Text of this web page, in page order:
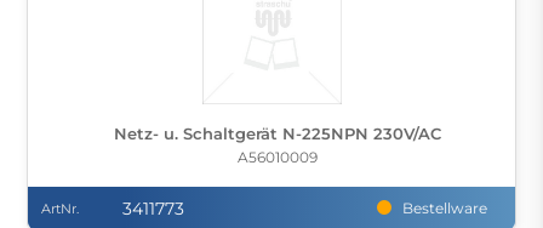
Netz- u. Schaltgerät N-225NPN 230V/AC
A56010009
ArtNr. 3411773 Bestellware